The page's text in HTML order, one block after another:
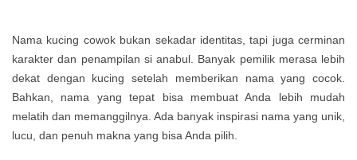
Nama kucing cowok bukan sekadar identitas, tapi juga cerminan
karakter dan penampilan si anabul. Banyak pemilik merasa lebih
dekat dengan kucing setelah memberikan nama yang cocok.
Bahkan, nama yang tepat bisa membuat Anda lebih mudah
melatih dan memanggilnya. Ada banyak inspirasi nama yang unik,
lucu, dan penuh makna yang bisa Anda pilih.